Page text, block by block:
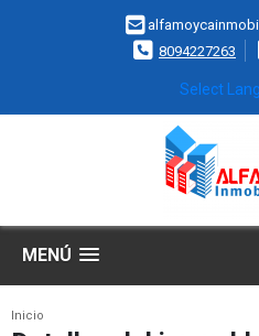
8094227263
Select
MENÚ
Inicio